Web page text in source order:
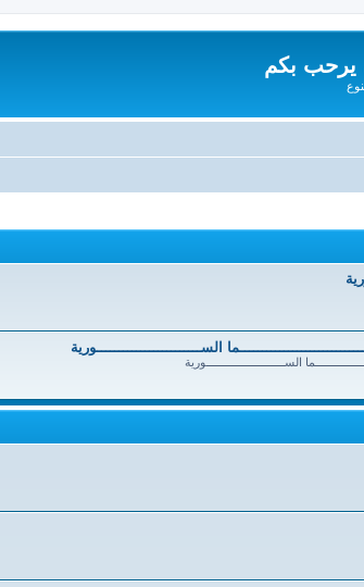
يرحب بكم
الســــــــــــــــــــــــورية
الســــــــــــــــــــــــورية